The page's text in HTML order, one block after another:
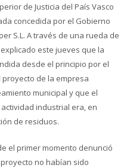
de Justicia del País Vasco
concedida por el Gobierno
S.L. A través de una rueda de
este jueves que la
desde el principio por el
de la empresa
municipal y que el
industrial era, en
de residuos.
el primer momento denunció
no habían sido